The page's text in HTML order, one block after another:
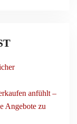
anfühlt –
Angebote zu